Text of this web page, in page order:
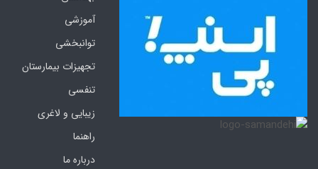
آموزشی
توانبخشی
تجهیزات بیمارستان
تنفسی
زیبایی و لاغری
راهنما
درباره ما